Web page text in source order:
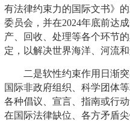
有法律约束力的国际文书》
委员会，并在2024年底前达
产、回收、处理等各个环节
定，以解决世界海洋、河流
二是软性约束作用日渐
国际非政府组织、科学团体
各种倡议、宣言、指南或行
在国际法律缺位、各方矛盾